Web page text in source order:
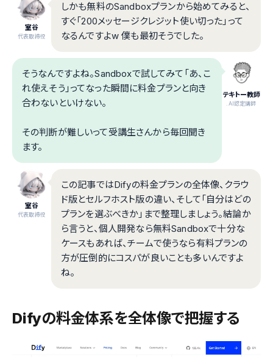
室谷
代表取締役
しかも無料のSandboxプランから始めてみると、
すぐ「200メッセージクレジット使い切った」って
なるんですよw 僕も最初そうでした。
テキトー教師
.AI認定講師
そうなんですよね。Sandboxで試してみて「あ、こ
れ使えそう」ってなった瞬間に料金プランと向き
合わないといけない。
その判断が難しいって受講生さんから毎回聞き
ます。
室谷
代表取締役
この記事ではDifyの料金プランの全体像、クラウ
ド版とセルフホスト版の違い、そして「自分はどの
プランを選ぶべきか」まで整理しましょう。結論か
ら言うと、個人開発なら無料Sandboxで十分な
ケースもあれば、チームで使うなら有料プランの
方が圧倒的にコスパが良いことも多いんですよ
ね。
Difyの料金体系を全体像で把握する